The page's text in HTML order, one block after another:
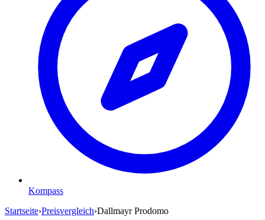
Kompass
Startseite›Preisvergleich›Dallmayr Prodomo